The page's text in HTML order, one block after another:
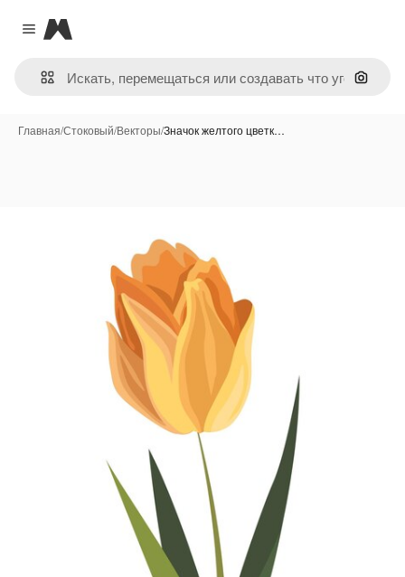
Close menu
Magnific
Поиск
Главная/Стоковый/Векторы/Значок желтого цветк…